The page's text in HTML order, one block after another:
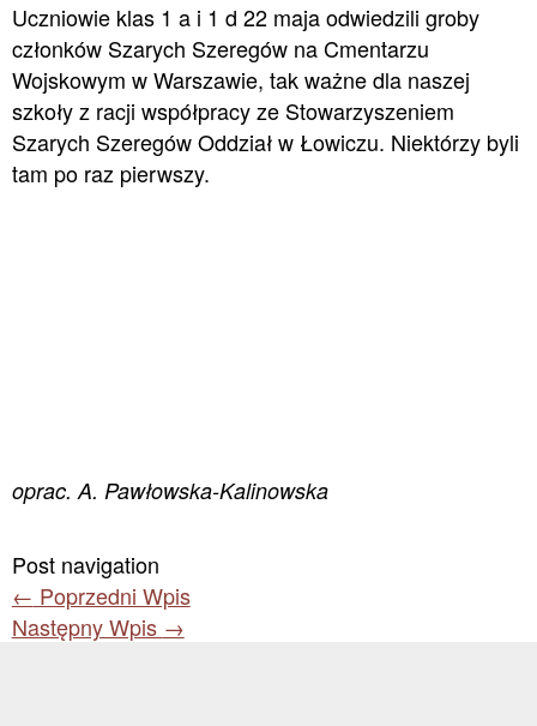
Uczniowie klas 1 a i 1 d 22 maja odwiedzili groby
członków Szarych Szeregów na Cmentarzu
Wojskowym w Warszawie, tak ważne dla naszej
szkoły z racji współpracy ze Stowarzyszeniem
Szarych Szeregów Oddział w Łowiczu. Niektórzy byli
tam po raz pierwszy.
oprac. A. Pawłowska-Kalinowska
Post navigation
← Poprzedni Wpis
Następny Wpis →